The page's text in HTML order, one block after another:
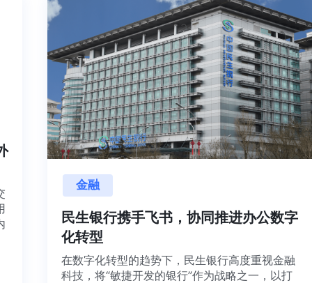
外
目交
利用
并内
民生银行携手飞书，协同推进办公
化转型
在数字化转型的趋势下，民生银行高度重视
科技，将“敏捷开发的银行”作为战略之一，